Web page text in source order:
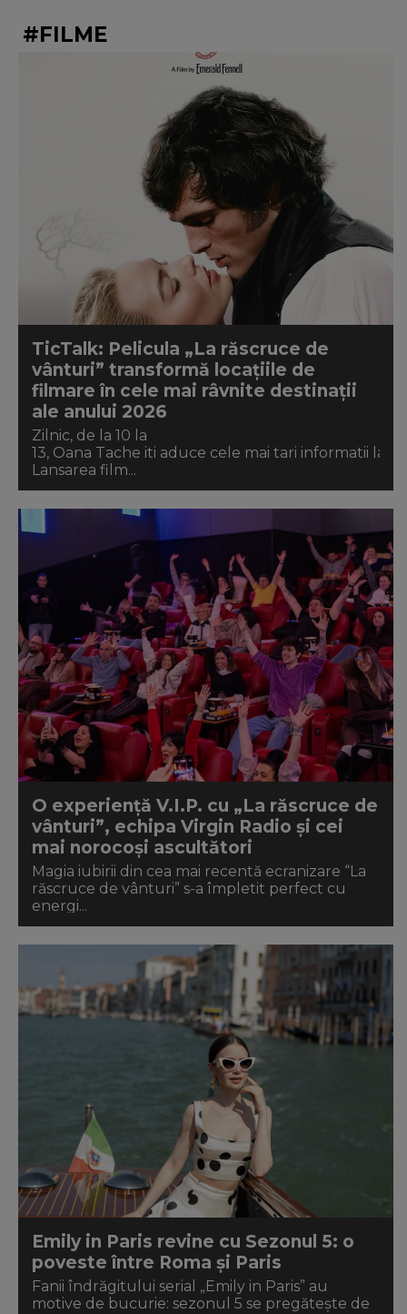
#FILME
TicTalk: Pelicula „La răscruce de
vânturi” transformă locațiile de
filmare în cele mai râvnite destinații
ale anului 2026
Zilnic, de la 10 la
13, Oana Tache iti aduce cele mai tari informatii la
Lansarea film...
O experiență V.I.P. cu „La răscruce de
vânturi”, echipa Virgin Radio și cei
mai norocoși ascultători
Magia iubirii din cea mai recentă ecranizare “La
răscruce de vânturi” s-a împletit perfect cu
energi...
Emily in Paris revine cu Sezonul 5: o
poveste între Roma și Paris
Fanii îndrăgitului serial „Emily in Paris” au
motive de bucurie: sezonul 5 se pregătește de